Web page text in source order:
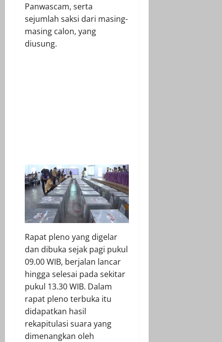
Panwascam, serta
sejumlah saksi dari masing-
masing calon, yang
diusung.
Rapat pleno yang digelar
dan dibuka sejak pagi pukul
09.00 WIB, berjalan lancar
hingga selesai pada sekitar
pukul 13.30 WIB. Dalam
rapat pleno terbuka itu
didapatkan hasil
rekapitulasi suara yang
dimenangkan oleh